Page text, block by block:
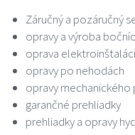
Záručný a pozáručný
opravy a výroba bočníc
oprava
opravy po nehodách
opravy mechanického
garančné prehliadky
prehliadky a opravy